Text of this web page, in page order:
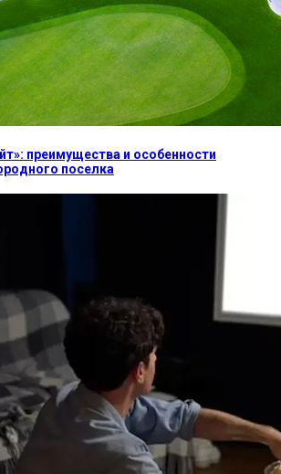
преимущества и особенности
поселка